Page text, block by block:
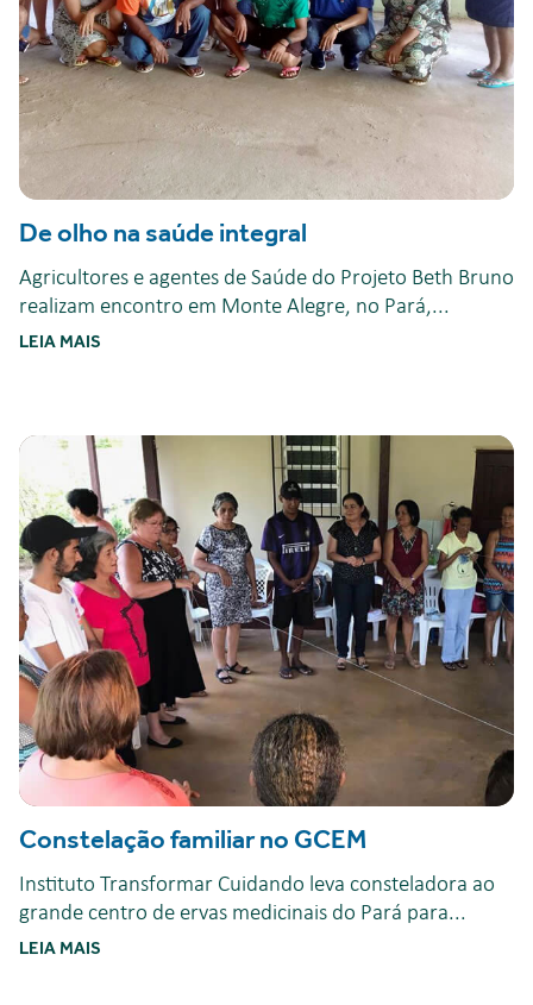
De olho na saúde integral
Agricultores e agentes de Saúde do Projeto Beth Bruno
realizam encontro em Monte Alegre, no Pará,...
LEIA MAIS
Constelação familiar no GCEM
Instituto Transformar Cuidando leva consteladora ao
grande centro de ervas medicinais do Pará para...
LEIA MAIS